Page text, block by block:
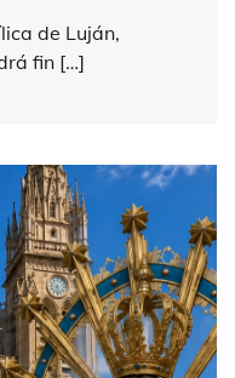
de Luján,
fin […]